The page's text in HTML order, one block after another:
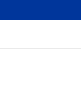
obchodu